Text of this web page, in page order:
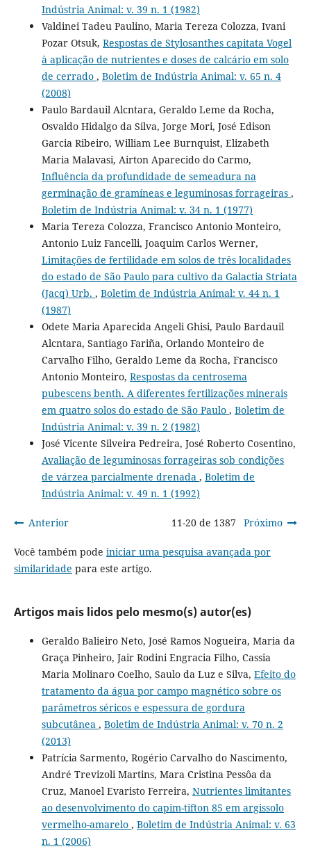
Indústria Animal: v. 39 n. 1 (1982)
Valdinei Tadeu Paulino, Maria Tereza Colozza, Ivani
Pozar Otsuk, Respostas de Stylosanthes capitata Vogel
à aplicação de nutrientes e doses de calcário em solo
de cerrado , Boletim de Indústria Animal: v. 65 n. 4
(2008)
Paulo Bardauil Alcntara, Geraldo Leme da Rocha,
Osvaldo Hidalgo da Silva, Jorge Mori, José Edison
Garcia Ribeiro, William Lee Burnquist, Elizabeth
Maria Malavasi, Airton Aparecido do Carmo,
Influência da profundidade de semeadura na
germinação de gramíneas e leguminosas forrageiras ,
Boletim de Indústria Animal: v. 34 n. 1 (1977)
Maria Tereza Colozza, Francisco Antonio Monteiro,
Antonio Luiz Fancelli, Joaquim Carlos Werner,
Limitações de fertilidade em solos de três localidades
do estado de São Paulo para cultivo da Galactia Striata
(Jacq) Urb. , Boletim de Indústria Animal: v. 44 n. 1
(1987)
Odete Maria Aparecida Angeli Ghisi, Paulo Bardauil
Alcntara, Santiago Fariña, Orlando Monteiro de
Carvalho Filho, Geraldo Leme da Rocha, Francisco
Antonio Monteiro, Respostas da centrosema
pubescens benth. A diferentes fertilizações minerais
em quatro solos do estado de São Paulo , Boletim de
Indústria Animal: v. 39 n. 2 (1982)
José Vicente Silveira Pedreira, José Roberto Cosentino,
Avaliação de leguminosas forrageiras sob condições
de várzea parcialmente drenada , Boletim de
Indústria Animal: v. 49 n. 1 (1992)
Anterior 11-20 de 1387 Próximo
Você também pode iniciar uma pesquisa avançada por
similaridade para este artigo.
Artigos mais lidos pelo mesmo(s) autor(es)
Geraldo Balieiro Neto, José Ramos Nogueira, Maria da
Graça Pinheiro, Jair Rodini Engracia Filho, Cassia
Maria Molinaro Coelho, Saulo da Luz e Silva, Efeito do
tratamento da água por campo magnético sobre os
parâmetros séricos e espessura de gordura
subcutânea , Boletim de Indústria Animal: v. 70 n. 2
(2013)
Patrícia Sarmento, Rogério Carvalho do Nascimento,
André Trevizoli Martins, Mara Cristina Pessôa da
Cruz, Manoel Evaristo Ferreira, Nutrientes limitantes
ao desenvolvimento do capim-tifton 85 em argissolo
vermelho-amarelo , Boletim de Indústria Animal: v. 63
n. 1 (2006)